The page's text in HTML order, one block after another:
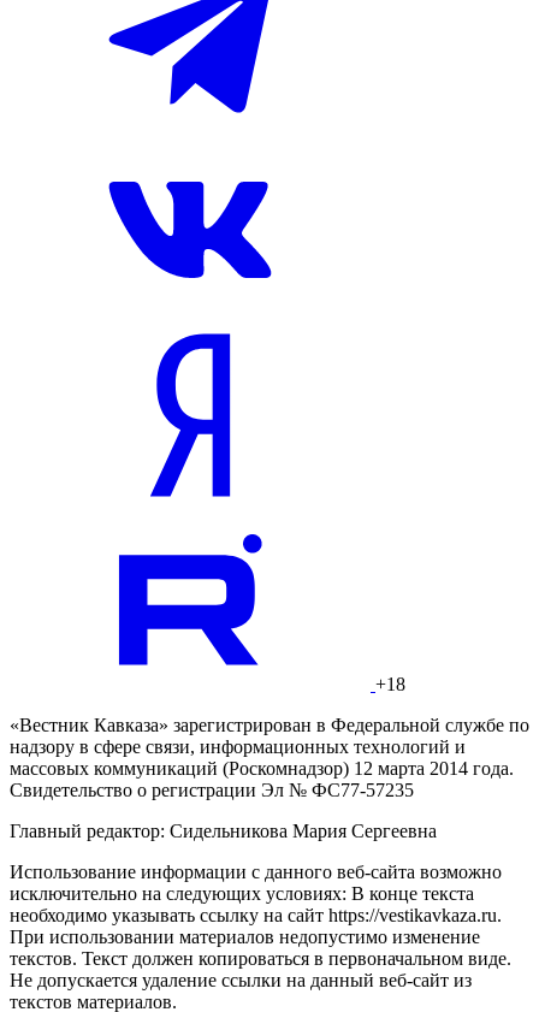
+18
«Вестник Кавказа» зарегистрирован в Федеральной службе по
надзору в сфере связи, информационных технологий и
массовых коммуникаций (Роскомнадзор) 12 марта 2014 года.
Свидетельство о регистрации Эл № ФС77-57235
Главный редактор: Сидельникова Мария Сергеевна
Использование информации с данного веб-сайта возможно
исключительно на следующих условиях: В конце текста
необходимо указывать ссылку на сайт https://vestikavkaza.ru.
При использовании материалов недопустимо изменение
текстов. Текст должен копироваться в первоначальном виде.
Не допускается удаление ссылки на данный веб-сайт из
текстов материалов.